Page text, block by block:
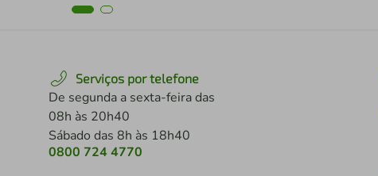
Serviços por telefone
De segunda a sexta-feira das
08h às 20h40
Sábado das 8h às 18h40
0800 724 4770